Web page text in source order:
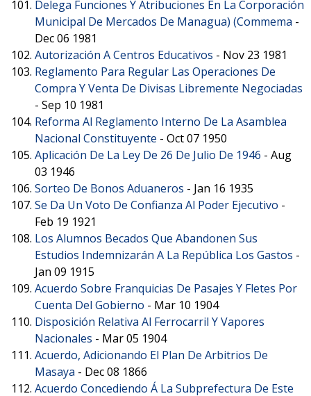
Delega Funciones Y Atribuciones En La Corporación
Municipal De Mercados De Managua) (Commema -
Dec 06 1981
Autorización A Centros Educativos - Nov 23 1981
Reglamento Para Regular Las Operaciones De
Compra Y Venta De Divisas Libremente Negociadas
- Sep 10 1981
Reforma Al Reglamento Interno De La Asamblea
Nacional Constituyente - Oct 07 1950
Aplicación De La Ley De 26 De Julio De 1946 - Aug
03 1946
Sorteo De Bonos Aduaneros - Jan 16 1935
Se Da Un Voto De Confianza Al Poder Ejecutivo -
Feb 19 1921
Los Alumnos Becados Que Abandonen Sus
Estudios Indemnizarán A La República Los Gastos -
Jan 09 1915
Acuerdo Sobre Franquicias De Pasajes Y Fletes Por
Cuenta Del Gobierno - Mar 10 1904
Disposición Relativa Al Ferrocarril Y Vapores
Nacionales - Mar 05 1904
Acuerdo, Adicionando El Plan De Arbitrios De
Masaya - Dec 08 1866
Acuerdo Concediendo Á La Subprefectura De Este